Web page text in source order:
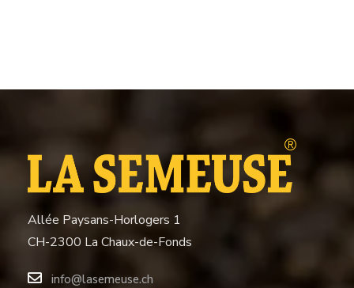
Allée Paysans-Horlogers 1
CH-2300 La Chaux-de-Fonds
info@lasemeuse.ch